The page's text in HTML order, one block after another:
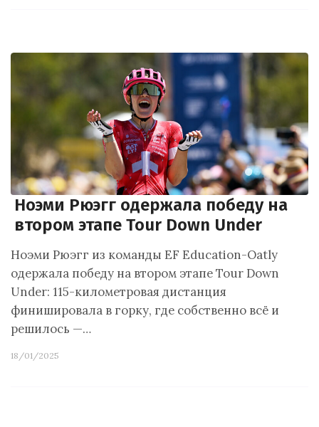
Ноэми Рюэгг одержала победу на
втором этапе Tour Down Under
Ноэми Рюэгг из команды EF Education-Oatly
одержала победу на втором этапе Tour Down
Under: 115-километровая дистанция
финишировала в горку, где собственно всё и
решилось —…
18/01/2025